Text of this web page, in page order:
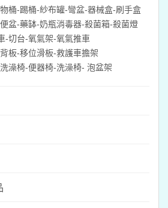
桶-踢桶-紗布罐-彎盆-器械盒-刷手盒
盆-藥缽-奶瓶消毒器-殺菌箱-殺菌燈
-切台-氧氣架-氧氣推車
板-移位滑板-救護車擔架
澡椅-便器椅-洗澡椅- 泡盆架